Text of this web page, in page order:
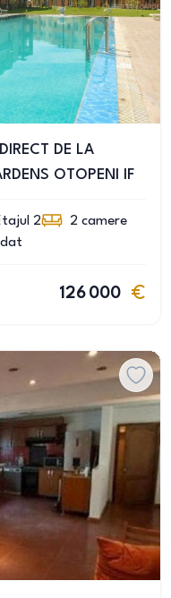
DE LA
OTOPENI IF
2 2 camere
126 000